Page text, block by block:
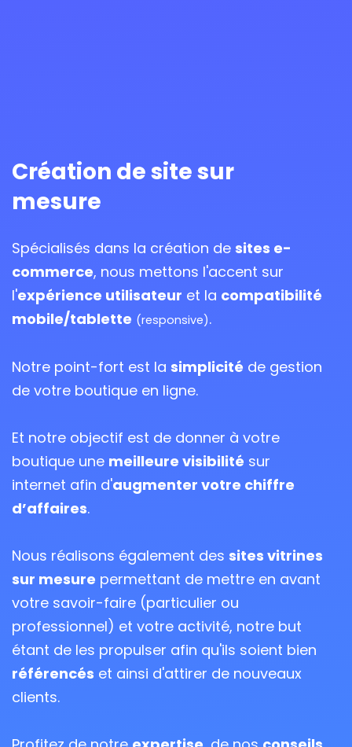
Création de site sur
mesure
Spécialisés dans la création de sites e-
commerce, nous mettons l'accent sur
l'expérience utilisateur et la compatibilité
mobile/tablette (responsive).
Notre point-fort est la simplicité de gestion
de votre boutique en ligne.
Et notre objectif est de donner à votre
boutique une meilleure visibilité sur
internet afin d'augmenter votre chiffre
d’affaires.
Nous réalisons également des sites vitrines
sur mesure permettant de mettre en avant
votre savoir-faire (particulier ou
professionnel) et votre activité, notre but
étant de les propulser afin qu'ils soient bien
référencés et ainsi d'attirer de nouveaux
clients.